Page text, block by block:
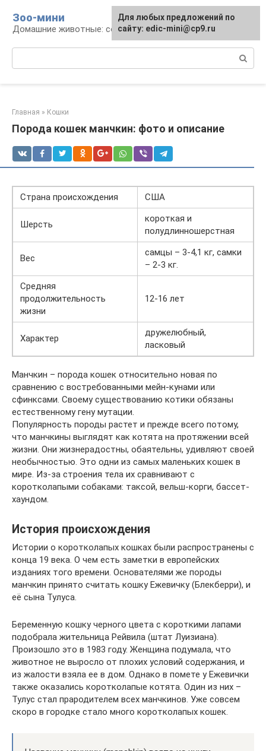
контенту
Зоо-мини
Домашние животные: содержание и уход
Главная » Кошки
Порода кошек манчкин: фото и описание
Страна происхождения США
Шерсть
короткая и
полудлинношерстная
Вес
самцы – 3-4,1 кг, самки
– 2-3 кг.
Средняя
продолжительность
жизни
12-16 лет
Характер
дружелюбный,
ласковый
Манчкин – порода кошек относительно новая по
сравнению с востребованными мейн-кунами или
сфинксами. Своему существованию котики обязаны
естественному гену мутации.
Популярность породы растет и прежде всего потому,
что манчкины выглядят как котята на протяжении всей
жизни. Они жизнерадостны, обаятельны, удивляют своей
необычностью. Это одни из самых маленьких кошек в
мире. Из-за строения тела их сравнивают с
коротколапыми собаками: таксой, вельш-корги, бассет-
хаундом.
История происхождения
Истории о коротколапых кошках были распространены с
конца 19 века. О чем есть заметки в европейских
изданиях того времени. Основателями же породы
манчкин принято считать кошку Ежевичку (Блекберри), и
её сына Тулуса.
Беременную кошку черного цвета с короткими лапами
подобрала жительница Рейвила (штат Луизиана).
Произошло это в 1983 году. Женщина подумала, что
животное не выросло от плохих условий содержания, и
из жалости взяла ее в дом. Однако в помете у Ежевички
также оказались коротколапые котята. Один из них –
Тулус стал прародителем всех манчкинов. Уже совсем
скоро в городке стало много коротколапых кошек.
Для любых предложений по
сайту: edic-mini@cp9.ru